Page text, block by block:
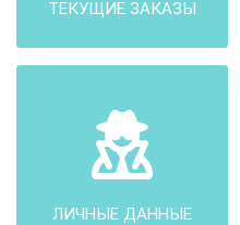
ТЕКУЩИЕ ЗАКАЗЫ
ЛИЧНЫЕ ДАННЫЕ